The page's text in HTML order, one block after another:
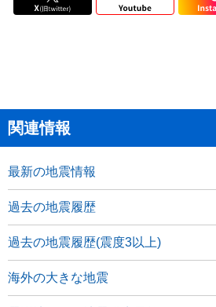
関連情報
最新の地震情報
過去の地震履歴
過去の地震履歴(震度3以上)
海外の大きな地震